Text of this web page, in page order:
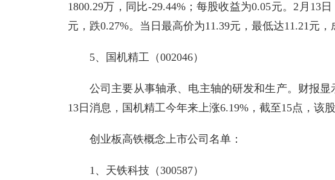
1800.29万，同比-29.44%；每股收益为0.05元。2月13
元，跌0.27%。当日最高价为11.39元，最低达11.21元，
5、国机精工（002046）
公司主要从事轴承、电主轴的研发和生产。财报显
13日消息，国机精工今年来上涨6.19%，截至15点，该
创业板高铁概念上市公司名单：
1、天铁科技（300587）